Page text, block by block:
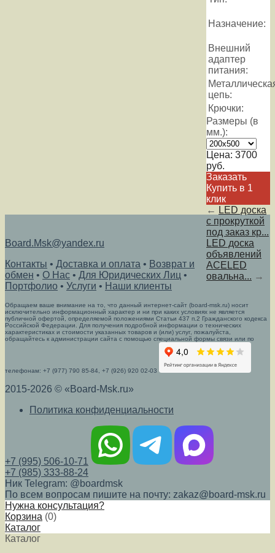
Назначение:
Внешний
адаптер
питания:
цепь:
Крючки:
Размеры (в
мм.):
Цена: 3700
руб.
Заказать
Купить в 1
клик
← LED доска
с прокруткой
под заказ кр...
LED доска
объявлений
ACELED
овальна... →
Board.Msk@yandex.ru
Контакты • Доставка и оплата • Возврат и
обмен • О Нас • Для Юридических Лиц •
Портфолио • Услуги • Наши клиенты
Обращаем ваше внимание на то, что данный интернет-сайт (board-msk.ru) носит
исключительно информационный характер и ни при каких условиях не является
публичной офертой, определяемой положениями Статьи 437 п.2 Гражданского кодекса
Российской Федерации. Для получения подробной информации о технических
характеристиках и стоимости указанных товаров и (или) услуг, пожалуйста,
обращайтесь к администрации сайта с помощью специальной формы связи или по
телефонам: +7 (977) 790 85-84, +7 (926) 920 02-03
2015-2026 © «Board-Msk.ru»
Политика конфиденциальности
+7 (995) 506-10-71
+7 (985) 333-88-24
Ник Telegram: @boardmsk
По всем вопросам пишите на почту: zakaz@board-msk.ru
Нужна консультация?
Корзина (0)
Каталог
Каталог